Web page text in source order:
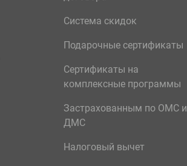
Система скидок
Подарочные сертификаты
Сертификаты на
комплексные программы
Застрахованным по ОМС и
ДМС
Налоговый вычет